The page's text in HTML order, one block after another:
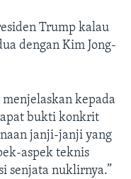
Trump kalau
dengan Kim Jong-
menjelaskan kepada
bukti konkrit
janji-janji yang
aspek teknis
senjata nuklirnya.”